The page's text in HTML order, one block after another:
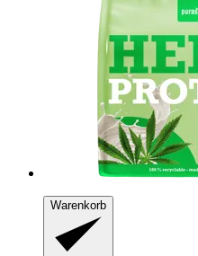
Warenkorb